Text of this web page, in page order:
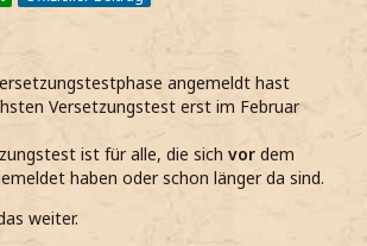
angemeldt hast
Versetzungstest erst im Februar
ist für alle, die sich vor dem
haben oder schon länger da sind.
weiter.